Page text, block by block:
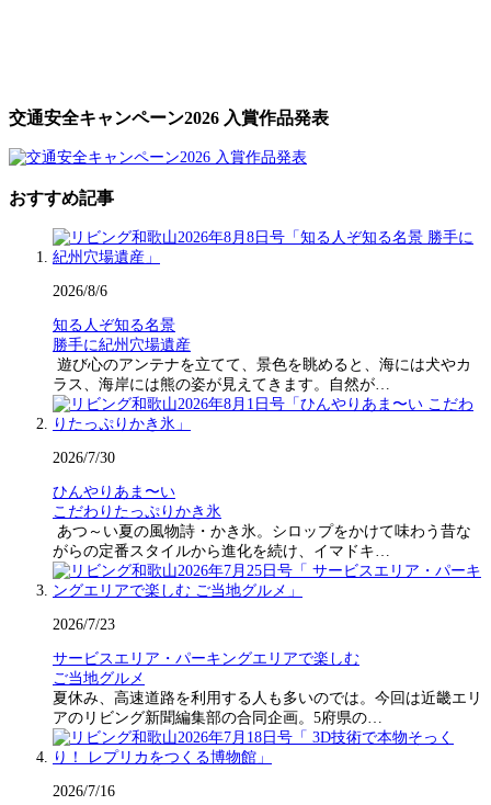
交通安全キャンペーン2026 入賞作品発表
おすすめ記事
2026/8/6
知る人ぞ知る名景
勝手に紀州穴場遺産
遊び心のアンテナを立てて、景色を眺めると、海には犬やカ
ラス、海岸には熊の姿が見えてきます。自然が…
2026/7/30
ひんやりあま〜い
こだわりたっぷりかき氷
あつ～い夏の風物詩・かき氷。シロップをかけて味わう昔な
がらの定番スタイルから進化を続け、イマドキ…
2026/7/23
サービスエリア・パーキングエリアで楽しむ
ご当地グルメ
夏休み、高速道路を利用する人も多いのでは。今回は近畿エリ
アのリビング新聞編集部の合同企画。5府県の…
2026/7/16